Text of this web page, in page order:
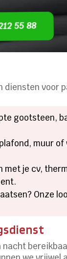
55 88
voor
gootsteen,
muur
met je cv,
Onze